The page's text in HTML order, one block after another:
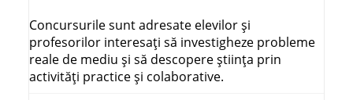
Concursurile sunt adresate elevilor și
profesorilor interesați să investigheze probleme
reale de mediu și să descopere știința prin
activități practice și colaborative.